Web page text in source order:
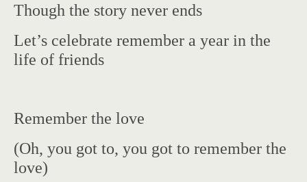
Though the story never ends
Let’s celebrate remember a year in the
life of friends
Remember the love
(Oh, you got to, you got to remember the
love)